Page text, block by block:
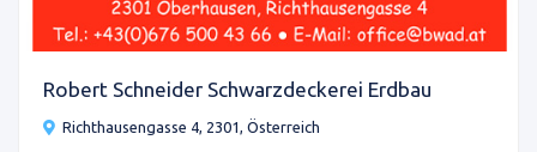
Robert Schneider Schwarzdeckerei Erdbau
Richthausengasse 4, 2301, Österreich